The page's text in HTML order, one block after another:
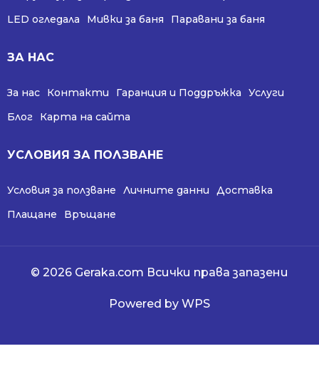
LED огледала
Мивки за баня Паравани за баня
ЗА НАС
За нас Контакти Гаранция и Поддръжка
Услуги
Блог
Карта на сайта
УСЛОВИЯ ЗА ПОЛЗВАНЕ
Условия за ползване Личните данни
Доставка
Плащане
Връщане
© 2026 Geraka.com Всички права запазени
Powered by WPS